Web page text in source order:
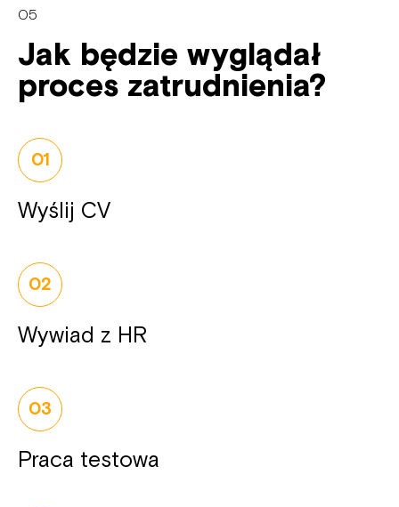
05
Jak będzie wyglądał
proces zatrudnienia?
01
Wyślij CV
02
Wywiad z HR
03
Praca testowa